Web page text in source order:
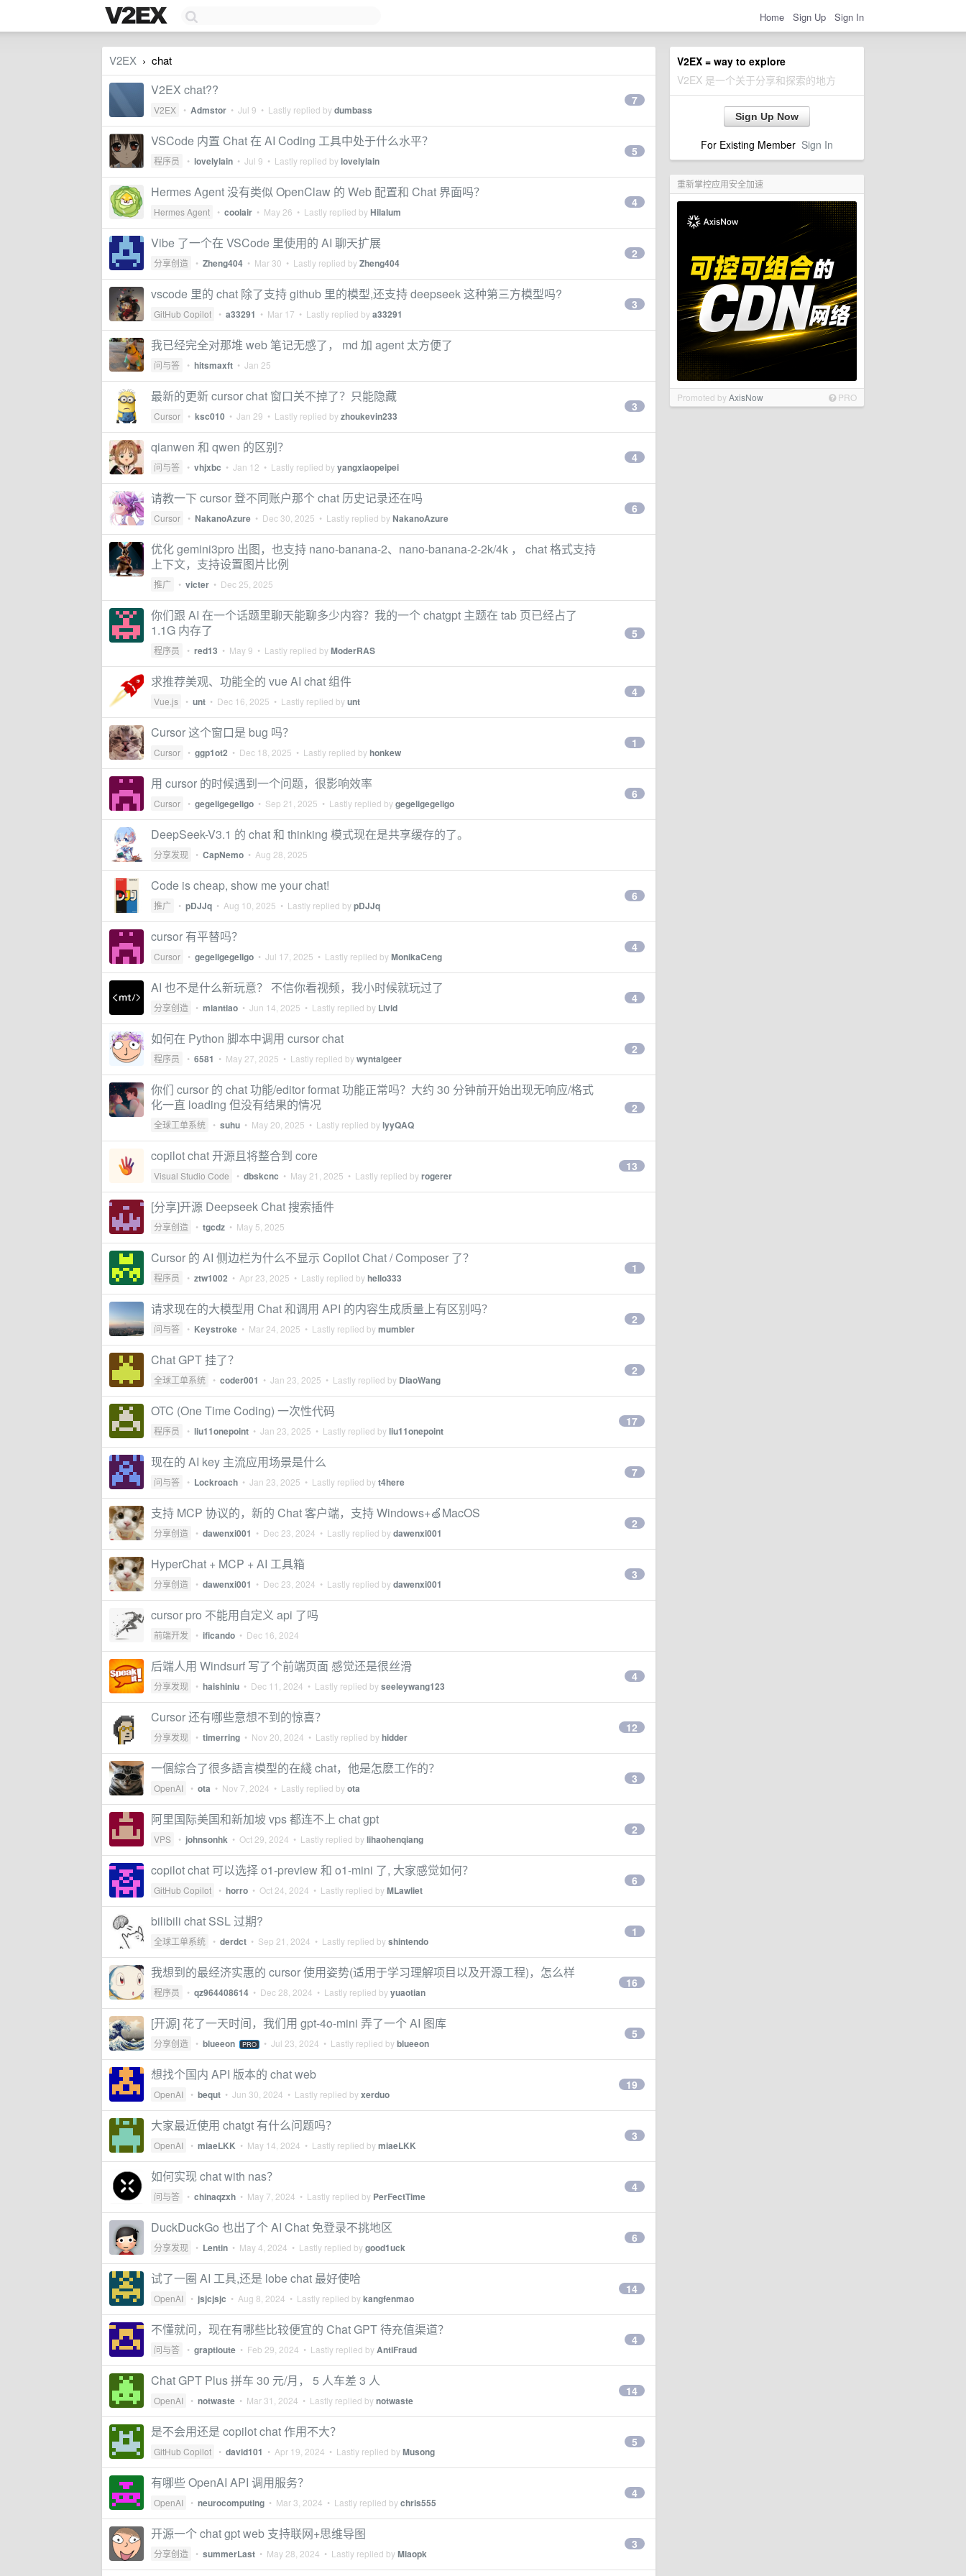
Home Sign Up Sign In
V2EX = way to explore
V2EX 是一个关于分享和探索的地方
Sign Up Now
For Existing Member Sign In
重新掌控应用安全加速
Promoted byAxisNow PRO
V2EX › chat
V2EX chat??
V2EX • Admstor • Jul 9 • Lastly replied bydumbass
7
VSCode 内置 Chat 在 AI Coding 工具中处于什么水平？
程序员 • lovelylain • Jul 9 • Lastly replied bylovelylain
5
Hermes Agent 没有类似 OpenClaw 的 Web 配置和 Chat 界面吗？
Hermes Agent • coolair • May 26 • Lastly replied byHilalum
4
Vibe 了一个在 VSCode 里使用的 AI 聊天扩展
分享创造 • Zheng404 • Mar 30 • Lastly replied byZheng404
2
vscode 里的 chat 除了支持 github 里的模型,还支持 deepseek 这种第三方模型吗?
GitHub Copilot • a33291 • Mar 17 • Lastly replied bya33291
3
我已经完全对那堆 web 笔记无感了， md 加 agent 太方便了
问与答 • hitsmaxft • Jan 25
最新的更新 cursor chat 窗口关不掉了？只能隐藏
Cursor • ksc010 • Jan 29 • Lastly replied byzhoukevin233
3
qianwen 和 qwen 的区别？
问与答 • vhjxbc • Jan 12 • Lastly replied byyangxiaopeipei
4
请教一下 cursor 登不同账户那个 chat 历史记录还在吗
Cursor • NakanoAzure • Dec 30, 2025 • Lastly replied byNakanoAzure
6
优化 gemini3pro 出图，也支持 nano-banana-2、nano-banana-2-2k/4k ， chat 格式支持
上下文，支持设置图片比例
推广 • victer • Dec 25, 2025
你们跟 AI 在一个话题里聊天能聊多少内容？我的一个 chatgpt 主题在 tab 页已经占了
1.1G 内存了
程序员 • red13 • May 9 • Lastly replied byModerRAS
5
求推荐美观、功能全的 vue AI chat 组件
Vue.js • unt • Dec 16, 2025 • Lastly replied byunt
4
Cursor 这个窗口是 bug 吗？
Cursor • ggp1ot2 • Dec 18, 2025 • Lastly replied byhonkew
1
用 cursor 的时候遇到一个问题，很影响效率
Cursor • gegeligegeligo • Sep 21, 2025 • Lastly replied bygegeligegeligo
6
DeepSeek-V3.1 的 chat 和 thinking 模式现在是共享缓存的了。
分享发现 • CapNemo • Aug 28, 2025
Code is cheap, show me your chat!
推广 • pDJJq • Aug 10, 2025 • Lastly replied bypDJJq
6
cursor 有平替吗？
Cursor • gegeligegeligo • Jul 17, 2025 • Lastly replied byMonikaCeng
4
AI 也不是什么新玩意？ 不信你看视频，我小时候就玩过了
分享创造 • miantiao • Jun 14, 2025 • Lastly replied by Livid
4
如何在 Python 脚本中调用 cursor chat
程序员 • 6581 • May 27, 2025 • Lastly replied bywyntalgeer
2
你们 cursor 的 chat 功能/editor format 功能正常吗？大约 30 分钟前开始出现无响应/格式
化一直 loading 但没有结果的情况
全球工单系统 • suhu • May 20, 2025 • Lastly replied bylyyQAQ
2
copilot chat 开源且将整合到 core
Visual Studio Code • dbskcnc • May 21, 2025 • Lastly replied byrogerer
13
[分享]开源 Deepseek Chat 搜索插件
分享创造 • tgcdz • May 5, 2025
Cursor 的 AI 侧边栏为什么不显示 Copilot Chat / Composer 了？
程序员 • ztw1002 • Apr 23, 2025 • Lastly replied byhello333
1
请求现在的大模型用 Chat 和调用 API 的内容生成质量上有区别吗？
问与答 • Keystroke • Mar 24, 2025 • Lastly replied bymumbler
2
Chat GPT 挂了？
全球工单系统 • coder001 • Jan 23, 2025 • Lastly replied by DiaoWang
2
OTC (One Time Coding) 一次性代码
程序员 • liu11onepoint • Jan 23, 2025 • Lastly replied byliu11onepoint
17
现在的 AI key 主流应用场景是什么
问与答 • Lockroach • Jan 23, 2025 • Lastly replied byt4here
7
支持 MCP 协议的，新的 Chat 客户端，支持 Windows+🍏MacOS
分享创造 • dawenxi001 • Dec 23, 2024 • Lastly replied bydawenxi001
2
HyperChat + MCP + AI 工具箱
分享创造 • dawenxi001 • Dec 23, 2024 • Lastly replied bydawenxi001
3
cursor pro 不能用自定义 api 了吗
前端开发 • ificando • Dec 16, 2024
后端人用 Windsurf 写了个前端页面 感觉还是很丝滑
分享发现 • haishiniu • Dec 11, 2024 • Lastly replied byseeleywang123
4
Cursor 还有哪些意想不到的惊喜？
分享发现 • timerring • Nov 20, 2024 • Lastly replied byhidder
12
一個綜合了很多語言模型的在綫 chat，他是怎麽工作的？
OpenAI • ota • Nov 7, 2024 • Lastly replied byota
3
阿里国际美国和新加坡 vps 都连不上 chat gpt
VPS • johnsonhk • Oct 29, 2024 • Lastly replied bylihaohenqiang
2
copilot chat 可以选择 o1-preview 和 o1-mini 了, 大家感觉如何？
GitHub Copilot • horro • Oct 24, 2024 • Lastly replied byMLawliet
6
bilibili chat SSL 过期?
全球工单系统 • derdct • Sep 21, 2024 • Lastly replied byshintendo
1
我想到的最经济实惠的 cursor 使用姿势(适用于学习理解项目以及开源工程)，怎么样
程序员 • qz964408614 • Dec 28, 2024 • Lastly replied byyuaotian
16
[开源] 花了一天时间，我们用 gpt-4o-mini 弄了一个 AI 图库
分享创造 • blueeon PRO • Jul 23, 2024 • Lastly replied byblueeon
5
想找个国内 API 版本的 chat web
OpenAI • bequt • Jun 30, 2024 • Lastly replied byxerduo
19
大家最近使用 chatgt 有什么问题吗？
OpenAI • miaeLKK • May 14, 2024 • Lastly replied bymiaeLKK
3
如何实现 chat with nas？
问与答 • chinaqzxh • May 7, 2024 • Lastly replied by PerFectTime
4
DuckDuckGo 也出了个 AI Chat 免登录不挑地区
分享发现 • Lentin • May 4, 2024 • Lastly replied bygood1uck
6
试了一圈 AI 工具,还是 lobe chat 最好使哈
OpenAI • jsjcjsjc • Aug 8, 2024 • Lastly replied bykangfenmao
14
不懂就问，现在有哪些比较便宜的 Chat GPT 待充值渠道？
问与答 • graptioute • Feb 29, 2024 • Lastly replied byAntiFraud
4
Chat GPT Plus 拼车 30 元/月， 5 人车差 3 人
OpenAI • notwaste • Mar 31, 2024 • Lastly replied bynotwaste
14
是不会用还是 copilot chat 作用不大？
GitHub Copilot • david101 • Apr 19, 2024 • Lastly replied byMusong
5
有哪些 OpenAI API 调用服务？
OpenAI • neurocomputing • Mar 3, 2024 • Lastly replied bychris555
4
开源一个 chat gpt web 支持联网+思维导图
分享创造 • summerLast • May 28, 2024 • Lastly replied byMiaopk
3